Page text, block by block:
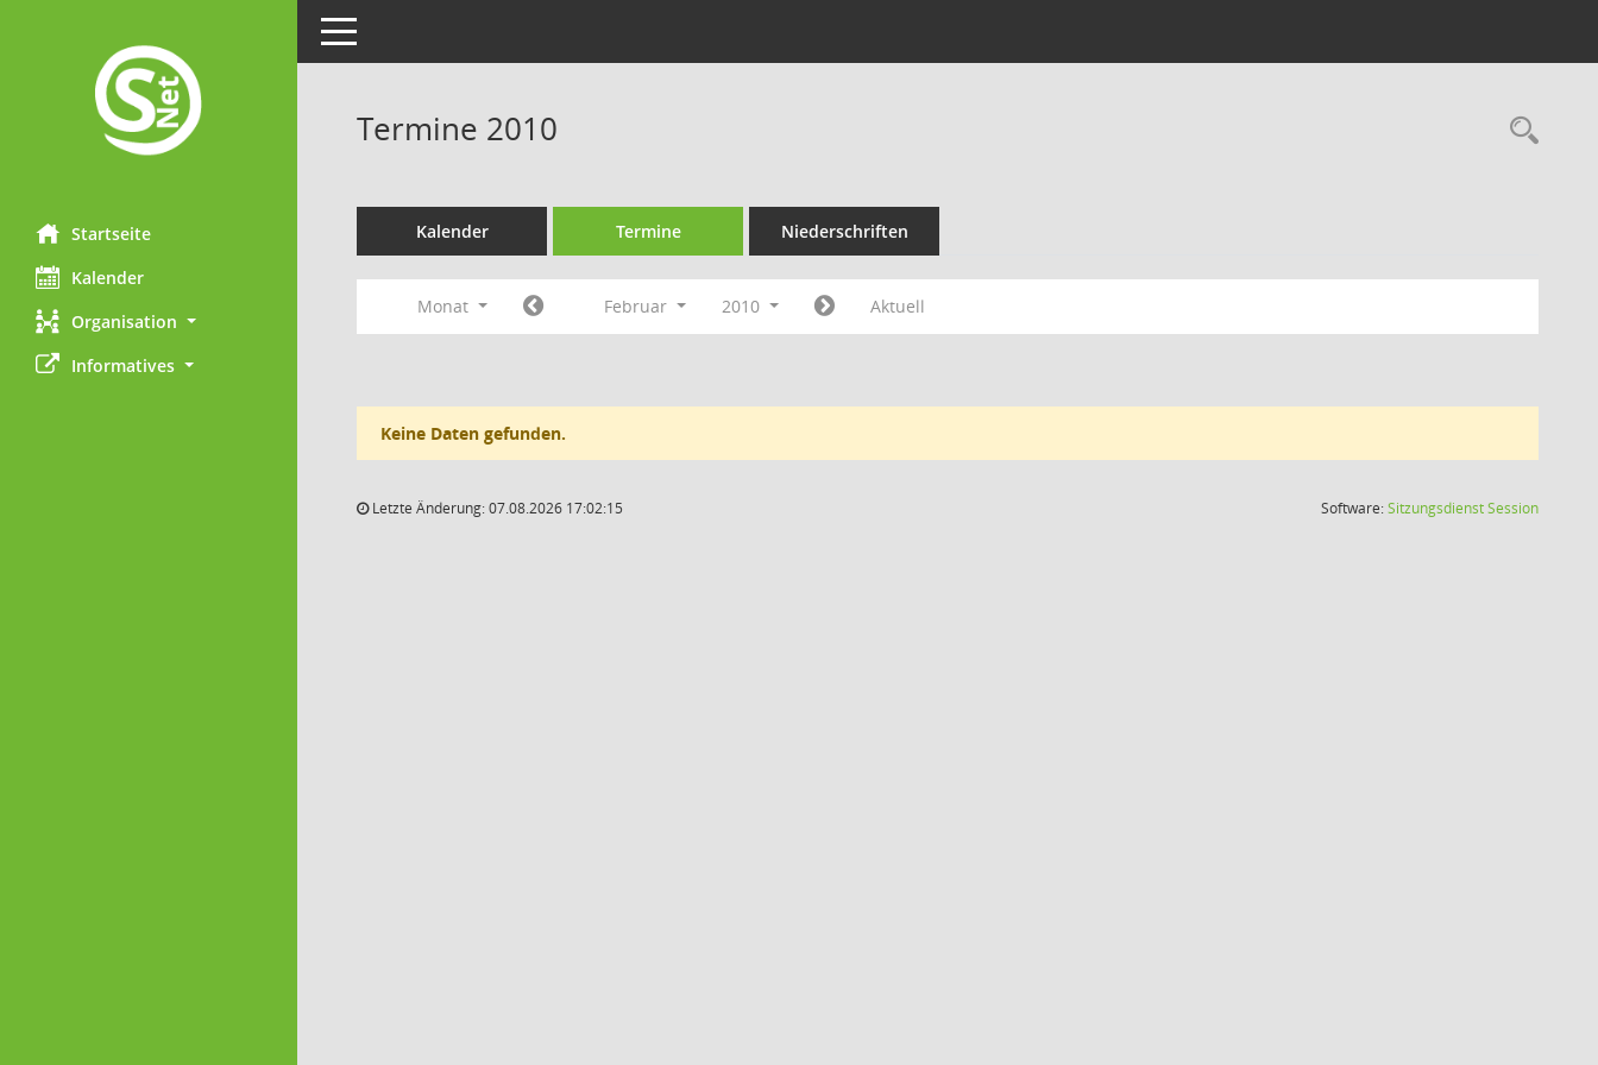
Startseite
Kalender
Organisation
Informatives
Toggle navigation
Termine 2010
Kalender Termine Niederschriften
Monat Februar 2010 Aktuell
Keine Daten gefunden.
Letzte Änderung: 07.08.2026 17:02:15 Software:SitzungsdienstSession(Wird in